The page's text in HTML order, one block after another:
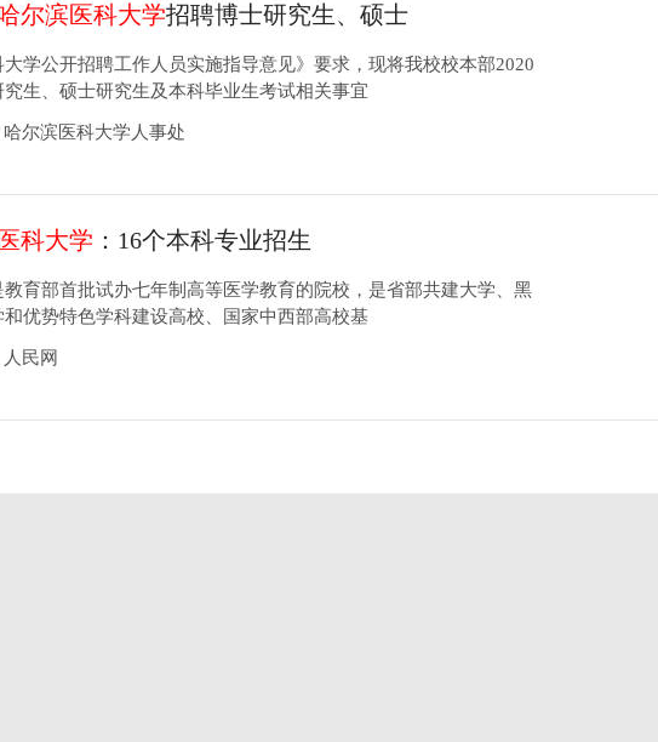
尔滨医科大学招聘博士研究生、硕士
业生考试公告
学公开招聘工作人员实施指导意见》要求，现将我校校本部2020
生、硕士研究生及本科毕业生考试相关事宜
尔滨医科大学人事处
科大学 ：16个本科专业招生
育部首批试办七年制高等医学教育的院校，是省部共建大学、黑
优势特色学科建设高校、国家中西部高校基
民网